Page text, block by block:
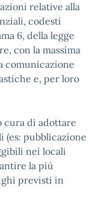
relative alla
codesti
6, della legge
con la massima
comunicazione
e, per loro
cura di adottare
(es: pubblicazione
nei locali
la più
previsti in